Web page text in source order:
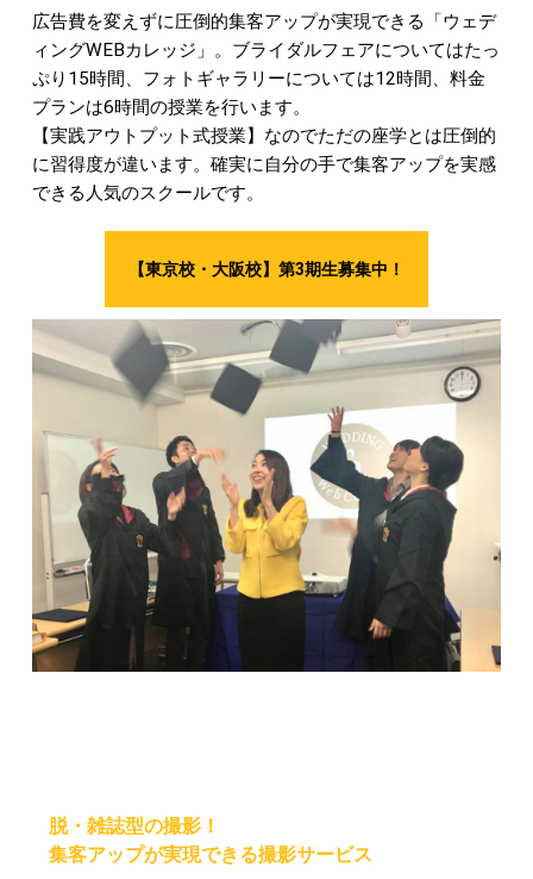
広告費を変えずに圧倒的集客アップが実現できる「ウェデ
ィングWEBカレッジ」。ブライダルフェアについてはたっ
ぷり15時間、フォトギャラリーについては12時間、料金
プランは6時間の授業を行います。
【実践アウトプット式授業】なのでただの座学とは圧倒的
に習得度が違います。確実に自分の手で集客アップを実感
できる人気のスクールです。
【東京校・大阪校】第3期生募集中！
脱・雑誌型の撮影！
集客アップが実現できる撮影サービス